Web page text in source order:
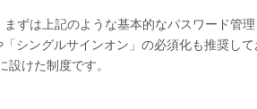
ずは上記のような基本的なパスワード管
「シングルサインオン」の必須化も推奨し
設けた制度です。